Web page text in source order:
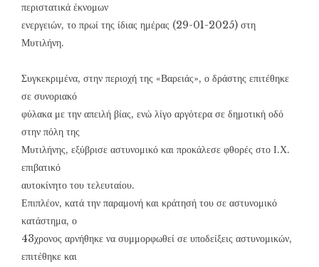
περιστατικά έκνομων
ενεργειών, το πρωί της ίδιας ημέρας (29-01-2025) στη
Μυτιλήνη.
Συγκεκριμένα, στην περιοχή της «Βαρειάς», ο δράστης επιτέθηκε
σε συνοριακό
φύλακα με την απειλή βίας, ενώ λίγο αργότερα σε δημοτική οδό
στην πόλη της
Μυτιλήνης, εξύβρισε αστυνομικό και προκάλεσε φθορές στο Ι.Χ.
επιβατικό
αυτοκίνητο του τελευταίου.
Επιπλέον, κατά την παραμονή και κράτησή του σε αστυνομικό
κατάστημα, ο
43χρονος αρνήθηκε να συμμορφωθεί σε υποδείξεις αστυνομικών,
επιτέθηκε και